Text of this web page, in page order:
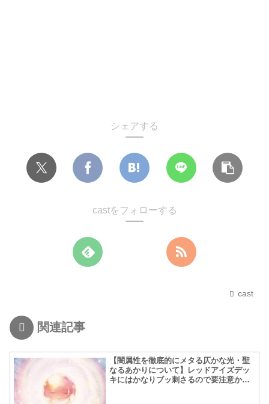
シェアする
castをフォローする
cast
関連記事
【闇属性を徹底的にメタる仄かな光・聖
なるあかりについて】レッドアイズデッ
キにはかなりブッ刺さるので要注意か